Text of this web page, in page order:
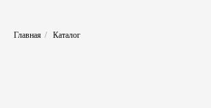
Главная / Каталог